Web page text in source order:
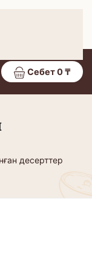
Себет 0 ₸
десерттер